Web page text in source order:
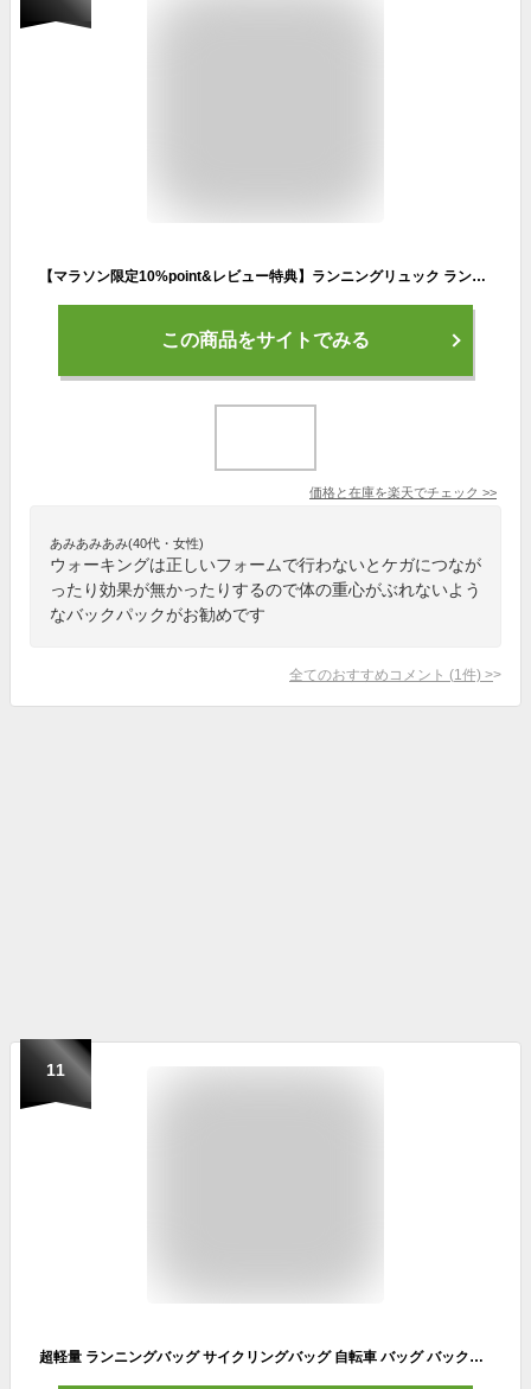
【マラソン限定10%point&レビュー特典】ランニングリュック ランリュック ランニング リュック バックパック サイクリング バッグ 男女兼用 ウオーキング マラソン リュック ハイドレーション ハイドレーション リュック バックパック ウォーターパックセット 軽量 5L
この商品をサイトでみる
価格と在庫を楽天でチェック >>
あみあみあみ(40代・女性)
ウォーキングは正しいフォームで行わないとケガにつなが
ったり効果が無かったりするので体の重心がぶれないよう
なバックパックがお勧めです
全てのおすすめコメント (1 件) >
11
超軽量 ランニングバッグ サイクリングバッグ 自転車 バッグ バックパック リュック 光反射 通気 防水 ウォーキング ハイキング